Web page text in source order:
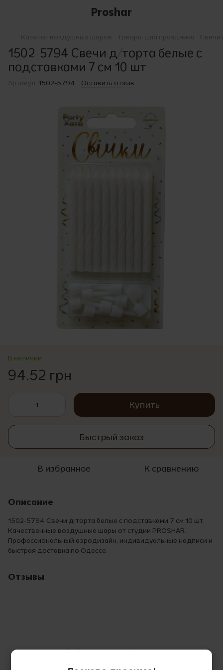
Proshar
1502-5794 Свечи д/торта белые с
подставками 7 см 10 шт
1502-5794 Оставить отзыв
В наличии
94.52 грн
Купить
Быстрый заказ
В избранное К сравнению
Описание
1502-5794 Свечи д/торта белые с подставками 7 см 10 шт.
Качественные воздушные шары от студии PROSHAR.
Профессиональный аэродизайн, индивидуальные надписи и
быстрая доставка по Одессе.
Отзывы
Добавьте первый отзыв